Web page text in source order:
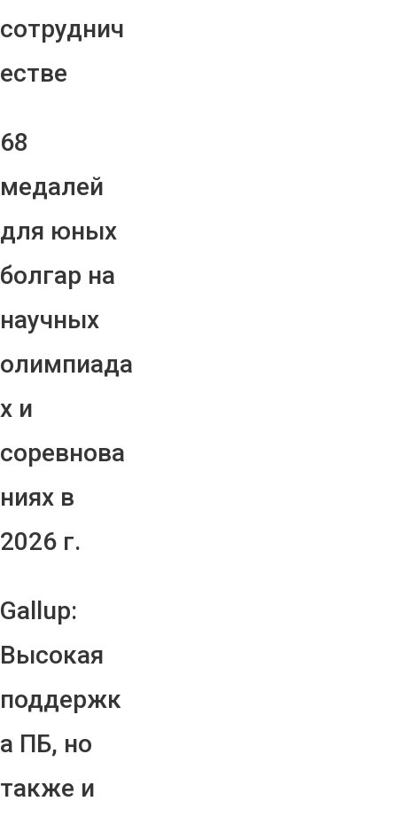
сотруднич
естве
68
медалей
для юных
болгар на
научных
олимпиада
х и
соревнова
ниях в
2026 г.
Gallup:
Высокая
поддержк
а ПБ, но
также и